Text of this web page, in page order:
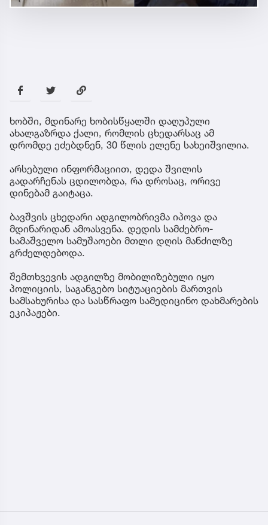
ხობში, მდინარე ხობისწყალში დაღუპული
ახალგაზრდა ქალი, რომლის ცხედარსაც ამ
დრომდე ეძებდნენ, 30 წლის ელენე სახეიშვილია.
არსებული ინფორმაციით, დედა შვილის
გადარჩენას ცდილობდა, რა დროსაც, ორივე
დინებამ გაიტაცა.
ბავშვის ცხედარი ადგილობრივმა იპოვა და
მდინარიდან ამოასვენა. დედის სამძებრო-
სამაშველო სამუშაოები მთლი დღის მანძილზე
გრძელდებოდა.
შემთხვევის ადგილზე მობილიზებული იყო
პოლიციის, საგანგებო სიტუაციების მართვის
სამსახურისა და სასწრაფო სამედიცინო დახმარების
ეკიპაჟები.